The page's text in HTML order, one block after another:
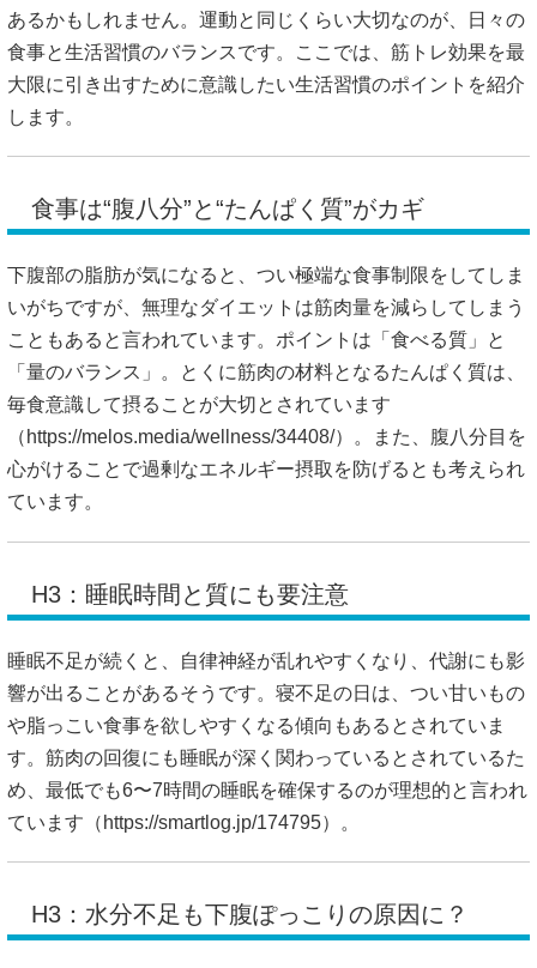
あるかもしれません。運動と同じくらい大切なのが、日々の
食事と生活習慣のバランスです。ここでは、筋トレ効果を最
大限に引き出すために意識したい生活習慣のポイントを紹介
します。
食事は“腹八分”と“たんぱく質”がカギ
下腹部の脂肪が気になると、つい極端な食事制限をしてしま
いがちですが、無理なダイエットは筋肉量を減らしてしまう
こともあると言われています。ポイントは「食べる質」と
「量のバランス」。とくに筋肉の材料となるたんぱく質は、
毎食意識して摂ることが大切とされています
（ https://melos.media/wellness/34408/）。また、腹八分目を
心がけることで過剰なエネルギー摂取を防げるとも考えられ
ています。
H3：睡眠時間と質にも要注意
睡眠不足が続くと、自律神経が乱れやすくなり、代謝にも影
響が出ることがあるそうです。寝不足の日は、つい甘いもの
や脂っこい食事を欲しやすくなる傾向もあるとされていま
す。筋肉の回復にも睡眠が深く関わっているとされているた
め、最低でも6〜7時間の睡眠を確保するのが理想的と言われ
ています（ https://smartlog.jp/174795）。
H3：水分不足も下腹ぽっこりの原因に？